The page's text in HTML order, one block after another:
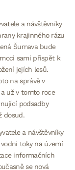
a návštěvníky
krajinného rázu
Šumava bude
sami přispět k
jejích lesů.
na správě v
už v tomto roce
podsadby
dosud.
a návštěvníky
toky na území
informačních
se nová